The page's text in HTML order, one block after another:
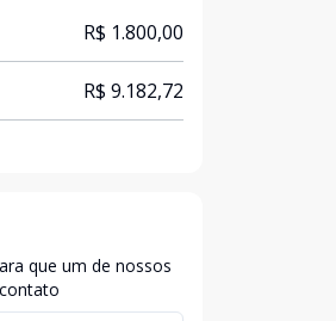
R$ 1.800,00
R$ 9.182,72
que um de nossos